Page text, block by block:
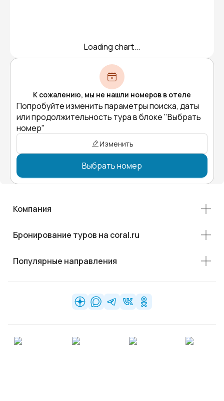
Loading chart...
К сожалению, мы не нашли номеров в отеле
Попробуйте изменить параметры поиска, даты
или продолжительность тура в блоке "Выбрать
номер"
Изменить
Выбрать номер
Компания
Бронирование туров на coral.ru
Популярные направления